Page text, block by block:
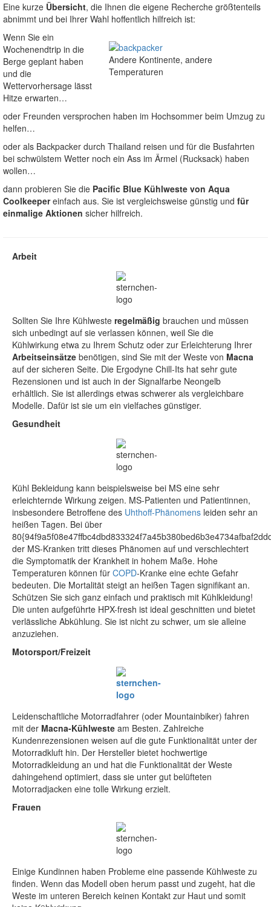
Eine kurze Übersicht, die Ihnen die eigene Recherche größtenteils
abnimmt und bei Ihrer Wahl hoffentlich hilfreich ist:
Andere Kontinente, andere
Temperaturen
Wenn Sie ein
Wochenendtrip in die
Berge geplant haben
und die
Wettervorhersage lässt
Hitze erwarten…
oder Freunden versprochen haben im Hochsommer beim Umzug zu
helfen…
oder als Backpacker durch Thailand reisen und für die Busfahrten
bei schwülstem Wetter noch ein Ass im Ärmel (Rucksack) haben
wollen…
dann probieren Sie die Pacific Blue Kühlweste von Aqua
Coolkeepereinfach aus. Sie ist vergleichsweise günstig und für
einmalige Aktionen sicher hilfreich.
Arbeit
Sollten Sie Ihre Kühlweste regelmäßig brauchen und müssen
sich unbedingt auf sie verlassen können, weil Sie die
Kühlwirkung etwa zu Ihrem Schutz oder zur Erleichterung Ihrer
Arbeitseinsätze benötigen, sind Sie mit der Weste von Macna
auf der sicheren Seite. Die Ergodyne Chill-Its hat sehr gute
Rezensionen und ist auch in der Signalfarbe Neongelb
erhältlich. Sie ist allerdings etwas schwerer als vergleichbare
Modelle. Dafür ist sie um ein vielfaches günstiger.
Gesundheit
Kühl Bekleidung kann beispielsweise bei MS eine sehr
erleichternde Wirkung zeigen. MS-Patienten und Patientinnen,
insbesondere Betroffene des Uhthoff-Phänomens leiden sehr an
heißen Tagen. Bei über
der MS-Kranken tritt dieses Phänomen auf und verschlechtert
die Symptomatik der Krankheit in hohem Maße. Hohe
Temperaturen können für COPD-Kranke eine echte Gefahr
bedeuten. Die Mortalität steigt an heißen Tagen signifikant an.
Schützen Sie sich ganz einfach und praktisch mit Kühlkleidung!
Die unten aufgeführte HPX-fresh ist ideal geschnitten und bietet
verlässliche Abkühlung. Sie ist nicht zu schwer, um sie alleine
anzuziehen.
Motorsport/Freizeit
Leidenschaftliche Motorradfahrer (oder Mountainbiker) fahren
mit der Macna-Kühlweste am Besten. Zahlreiche
Kundenrezensionen weisen auf die gute Funktionalität unter der
Motorradkluft hin. Der Hersteller bietet hochwertige
Motorradkleidung an und hat die Funktionalität der Weste
dahingehend optimiert, dass sie unter gut belüfteten
Motorradjacken eine tolle Wirkung erzielt.
Frauen
Einige Kundinnen haben Probleme eine passende Kühlweste zu
finden. Wenn das Modell oben herum passt und zugeht, hat die
Weste im unteren Bereich keinen Kontakt zur Haut und somit